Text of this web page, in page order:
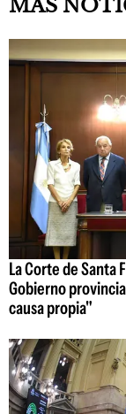
MÁS
La Corte de
Gobierno
causa propia"